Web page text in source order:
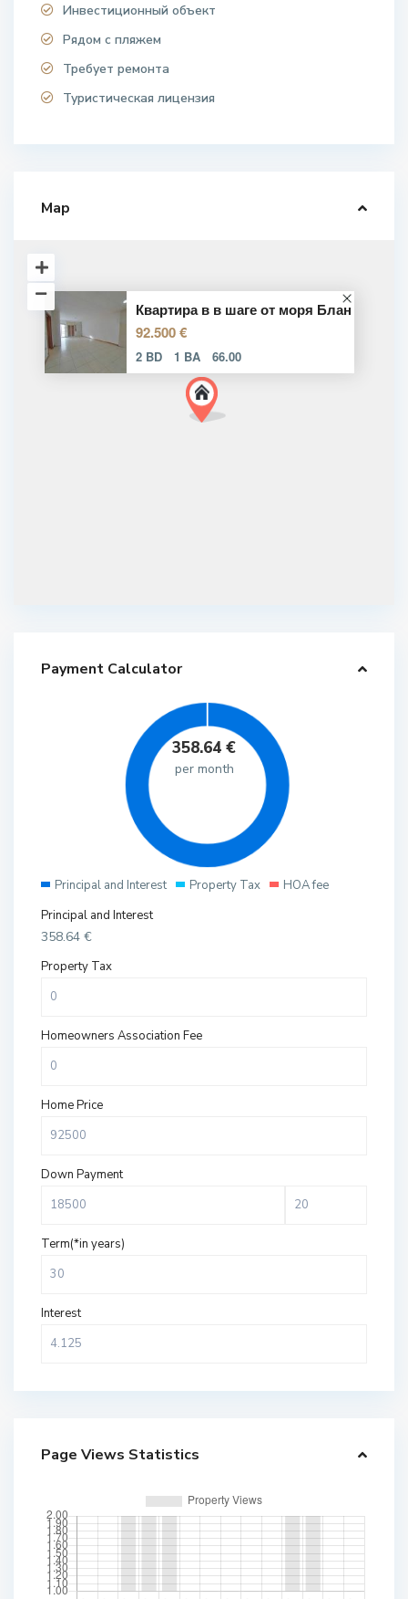
Инвестиционный объект
Рядом с пляжем
Требует ремонта
Туристическая лицензия
Map
Квартира в в шаге от моря Блан
92.500 €
2 BD 1 BA 66.00
Payment Calculator
358.64 €
per month
Principal and Interest Property Tax
HOA fee
Principal and Interest
358.64 €
Property Tax
Homeowners Association Fee
Home Price
Down Payment
Term(*in years)
Interest
Page Views Statistics